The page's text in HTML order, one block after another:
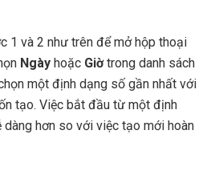
1 và 2 như trên để mở hộp thoại
Ngày hoặc Giờtrong danh sách
một định dạng số gần nhất với
tạo. Việc bắt đầu từ một định
hơn so với việc tạo mới hoàn